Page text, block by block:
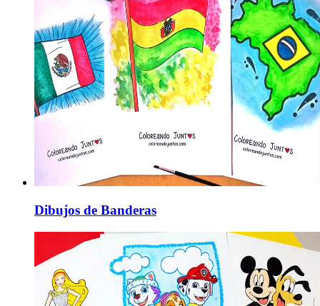
Dibujos de Banderas